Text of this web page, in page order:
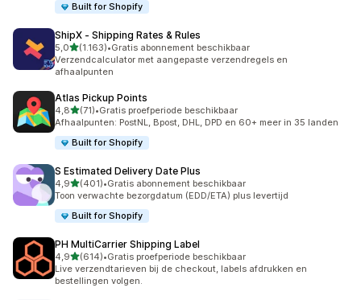
Built for Shopify
ShipX ‑ Shipping Rates & Rules
5,0van 5 sterren
(1.163)
1163 recensies in totaal
•Gratis abonnement beschikbaar
Verzendcalculator met aangepaste verzendregels en
afhaalpunten
Atlas Pickup Points
4,8van 5 sterren
(71)
71 recensies in totaal
•Gratis proefperiode beschikbaar
Afhaalpunten: PostNL, Bpost, DHL, DPD en 60+ meer in 35 landen
Built for Shopify
S Estimated Delivery Date Plus
4,9van 5 sterren
(401)
401 recensies in totaal
•Gratis abonnement beschikbaar
Toon verwachte bezorgdatum (EDD/ETA) plus levertijd
Built for Shopify
PH MultiCarrier Shipping Label
4,9van 5 sterren
(614)
614 recensies in totaal
•Gratis proefperiode beschikbaar
Live verzendtarieven bij de checkout, labels afdrukken en
bestellingen volgen.